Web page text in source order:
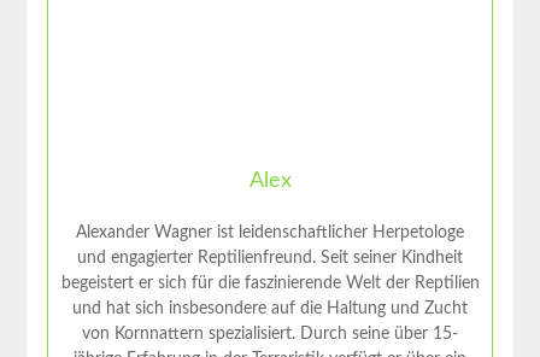
Alex
Alexander Wagner ist leidenschaftlicher Herpetologe
und engagierter Reptilienfreund. Seit seiner Kindheit
begeistert er sich für die faszinierende Welt der Reptilien
und hat sich insbesondere auf die Haltung und Zucht
von Kornnattern spezialisiert. Durch seine über 15-